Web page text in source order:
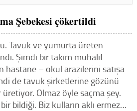
Şebekesi çökertildi
Tavuk ve yumurta üreten
Şimdi bir takım muhalif
hastane – okul arazilerini satışa
de tavuk şirketlerine gözünü
Olmaz öyle saçma şey.
bildiği. Biz kulların aklı ermez…